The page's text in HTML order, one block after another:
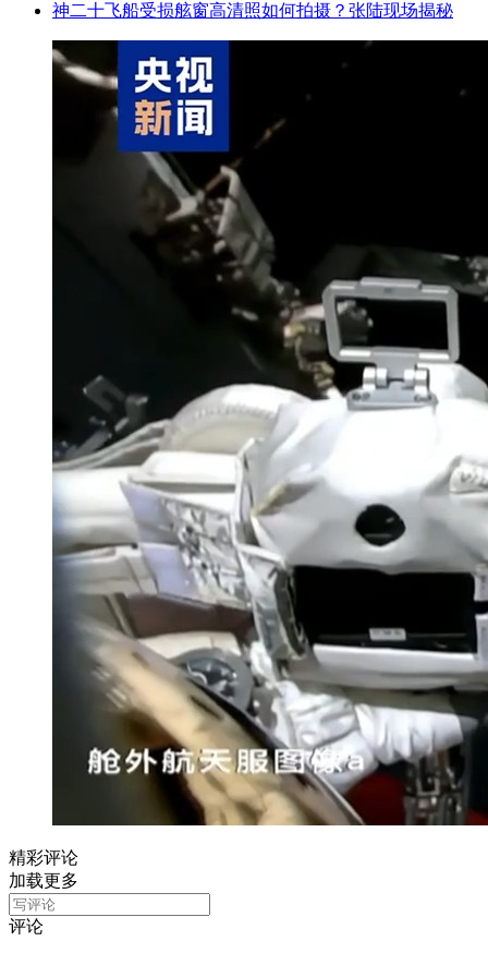
神二十飞船受损舷窗高清照如何拍摄？张陆现场揭秘
精彩评论
加载更多
评论